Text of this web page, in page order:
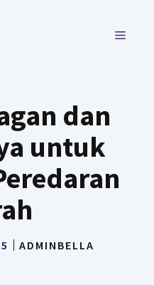
MENU
dan
untuk
ADMINBELLA